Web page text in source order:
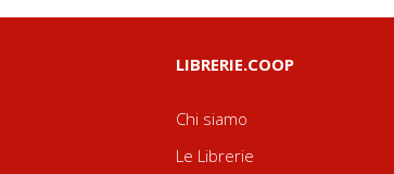
LIBRERIE.COOP
Chi siamo
Le Librerie